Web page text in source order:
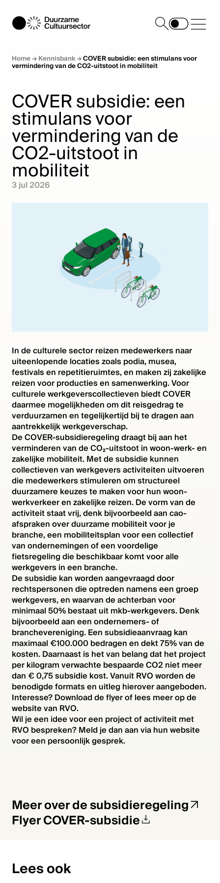
Home
Agenda
Home→Kennisbank→COVER subsidie: een stimulans voor
vermindering van de CO2-uitstoot in mobiliteit
COVER subsidie: een
stimulans voor
vermindering van de
CO2-uitstoot in
mobiliteit
3 jul 2026
In de culturele sector reizen medewerkers naar
uiteenlopende locaties zoals podia, musea,
festivals en repetitieruimtes, en maken zij zakelijke
reizen voor producties en samenwerking. Voor
culturele werkgeverscollectieven biedt COVER
daarmee mogelijkheden om dit reisgedrag te
verduurzamen en tegelijkertijd bij te dragen aan
aantrekkelijk werkgeverschap.
De COVER-subsidieregeling draagt bij aan het
verminderen van de CO₂-uitstoot in woon-werk- en
zakelijke mobiliteit. Met de subsidie kunnen
collectieven van werkgevers activiteiten uitvoeren
die medewerkers stimuleren om structureel
duurzamere keuzes te maken voor hun woon-
werkverkeer en zakelijke reizen. De vorm van de
activiteit staat vrij, denk bijvoorbeeld aan cao-
afspraken over duurzame mobiliteit voor je
branche, een mobiliteitsplan voor een collectief
van ondernemingen of een voordelige
fietsregeling die beschikbaar komt voor alle
werkgevers in een branche.
De subsidie kan worden aangevraagd door
rechtspersonen die optreden namens een groep
werkgevers, en waarvan de achterban voor
minimaal 50% bestaat uit mkb-werkgevers. Denk
bijvoorbeeld aan een ondernemers- of
branchevereniging. Een subsidieaanvraag kan
maximaal €100.000 bedragen en dekt 75% van de
kosten. Daarnaast is het van belang dat het project
per kilogram verwachte bespaarde CO2 niet meer
dan € 0,75 subsidie kost. Vanuit RVO worden de
benodigde formats en uitleg hierover aangeboden.
Interesse? Download de flyer of lees meer op de
website van RVO.
Wil je een idee voor een project of activiteit met
RVO bespreken? Meld je dan aan via hun website
voor een persoonlijk gesprek.
Meer over de subsidieregeling
Flyer COVER-subsidie
Lees ook